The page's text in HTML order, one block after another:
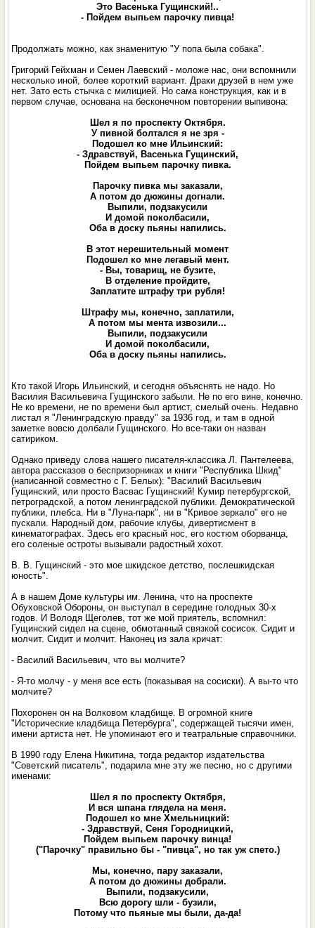
Это Васенька Гущинский!..
- Пойдем выпьем парочку пивца!
Продолжать можно, как знаменитую "У попа была собака".
Григорий Гейхман и Семен Лаевский - моложе нас, они вспомнили
несколько иной, более короткий вариант. Драки друзей в нем уже
нет. Зато есть стычка с милицией. Но сама конструкция, как и в
первом случае, основана на бесконечном повторении выпивона:
Шел я по проспекту Октября.
У пивной болтался я не зря -
Подошел ко мне Ильинский:
- Здравствуй, Васенька Гущинский,
Пойдем выпьем парочку пивка.
Парочку пивка мы заказали,
А потом до дюжины догнали.
Выпили, подзакусили
И домой поколбасили,
Оба в доску пьяны напились.
В этот нерешительный момент
Подошел ко мне легавый мент.
- Вы, товарищ, не бузите,
В отделение пройдите,
Заплатите штрафу три рубля!
Штрафу мы, конечно, заплатили,
А потом мы мента извозили...
Выпили, подзакусили
И домой поколбасили,
Оба в доску пьяны напились.
Кто такой Игорь Ильинский, и сегодня объяснять не надо. Но
Василия Васильевича Гущинского забыли. Не по его вине, конечно.
Не ко времени, не по времени был артист, смелый очень. Недавно
листал я "Ленинградскую правду" за 1936 год, и там в одной
заметке вовсю долбали Гущинского. Но все-таки он назван
сатириком.
Однако приведу слова нашего писателя-классика Л. Пантелеева,
автора рассказов о беспризорниках и книги "Республика Шкид"
(написанной совместно с Г. Белых): "Василий Васильевич
Гущинский, или просто Васвас Гущинский! Кумир петербургской,
петроградской, а потом ленинградской публики. Демократической
публики, плебса. Ни в "Луна-парк", ни в "Кривое зеркало" его не
пускали. Народный дом, рабочие клубы, дивертисмент в
кинематографах. Здесь его красный нос, его костюм оборванца,
его соленые остроты вызывали радостный хохот.
В. В. Гущинский - это мое шкидское детство, послешкидская
юность".
А в нашем Доме культуры им. Ленина, что на проспекте
Обуховской Обороны, он выступал в середине голодных 30-х
годов. И Володя Щеголев, тот же мой приятель, вспомнил:
Гущинский сидел на сцене, обмотанный связкой сосисок. Сидит и
молчит. Сидит и молчит. Наконец из зала кричат:
- Василий Васильевич, что вы молчите?
- Я-то молчу - у меня все есть (показывая на сосиски). А вы-то что
молчите?
Похоронен он на Волковом кладбище. В огромной книге
"Исторические кладбища Петербурга", содержащей тысячи имен,
имени артиста нет. Не упоминают его и театральные справочники.
В 1990 году Елена Никитина, тогда редактор издательства
"Советский писатель", подарила мне эту же песню, но с другими
именами:
Шел я по проспекту Октября,
И вся шпана глядела на меня.
Подошел ко мне Хмельницкий:
- Здравствуй, Сеня Городницкий,
Пойдем выпьем парочку винца!
("Парочку" правильно бы - "пивца", но так уж спето.)
Мы, конечно, пару заказали,
А потом до дюжины добрали.
Выпили, подзакусили,
Всю дорогу шли - бузили,
Потому что пьяные мы были, да-да!